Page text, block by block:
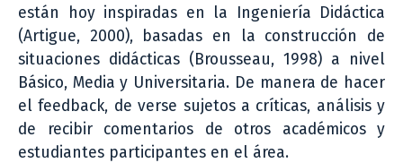
están hoy inspiradas en la Ingeniería Didáctica
(Artigue, 2000), basadas en la construcción de
situaciones didácticas (Brousseau, 1998) a nivel
Básico, Media y Universitaria. De manera de hacer
el feedback, de verse sujetos a críticas, análisis y
de recibir comentarios de otros académicos y
estudiantes participantes en el área.